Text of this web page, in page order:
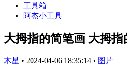
工具箱
阿杰小工具
大拇指的简笔画 大拇
木星 • 2024-04-06 18:35:14 • 图片